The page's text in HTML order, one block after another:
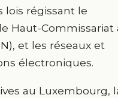
lois régissant le
Haut-Commissariat
et les réseaux et
électroniques.
au Luxembourg,